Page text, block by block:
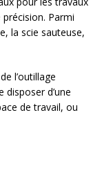
Parmi
la scie sauteuse,
l’outillage
d’une
de travail, ou